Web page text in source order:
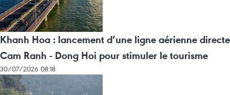
Khanh Hoa : lancement d’une ligne aérienne directe
Cam Ranh - Dong Hoi pour stimuler le tourisme
30/07/2026 08:18